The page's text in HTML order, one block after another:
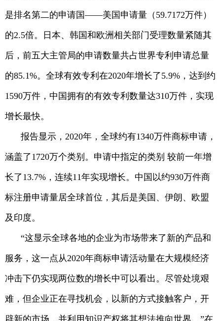
是排名第二的申请国——美国申请量（59.7172万件）
的2.5倍。日本、韩国和欧洲相关部门受理数量紧随其
后，前五大主管局的申请数量共占世界专利申请总量
的85.1%。全球有效专利在2020年增长了5.9%，达到约
1590万件，中国拥有的有效专利数量达310万件，实现
增长最快。
报告显示，2020年，全球约有1340万件商标申请，
涵盖了1720万个类别。申请中指定的类别 较前一年增
长了13.7%，连续11年实现增长。中国以约930万件商
标注册申请量居全球首位，其后是美国、伊朗、欧盟
及印度。
“这显示全球各地的企业为市场带来了新的产品和
服务，这一点从2020年商标申请活动量在大规模经济
冲击下仍实现两位数的增长中可以看出。尽管处境艰
难，但企业正在寻找机会，以新的方式接触客户，开
辟新的市场，并利用知识产权将其想法推向世界。”在